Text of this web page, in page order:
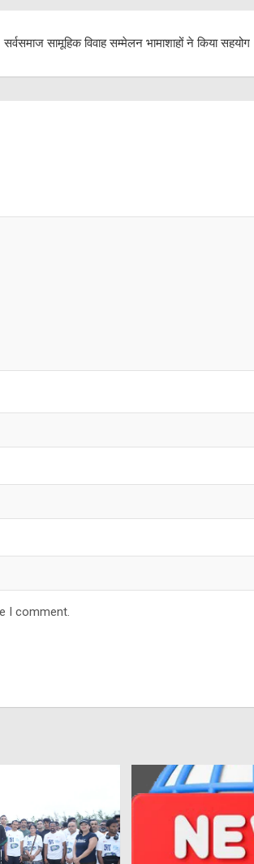
सर्वसमाज सामूहिक विवाह सम्मेलन भामाशाहों ने किया सहयोग
I comment.